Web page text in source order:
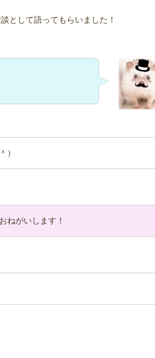
として語ってもらいました！
）
ねがいします！